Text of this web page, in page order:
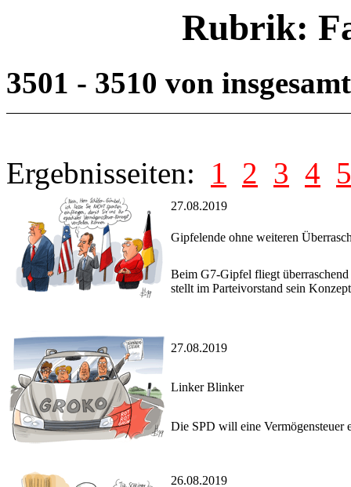
Rubrik:
3501 - 3510 von
Ergebnisseiten: 1 2 3 4 5
27.08.2019
Gipfelende ohne weiteren
Beim G7-Gipfel fliegt
stellt im Parteivorstand sein
27.08.2019
Linker Blinker
Die SPD will eine Vermögensteuer
26.08.2019